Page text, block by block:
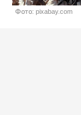
Фото: pixabay.com